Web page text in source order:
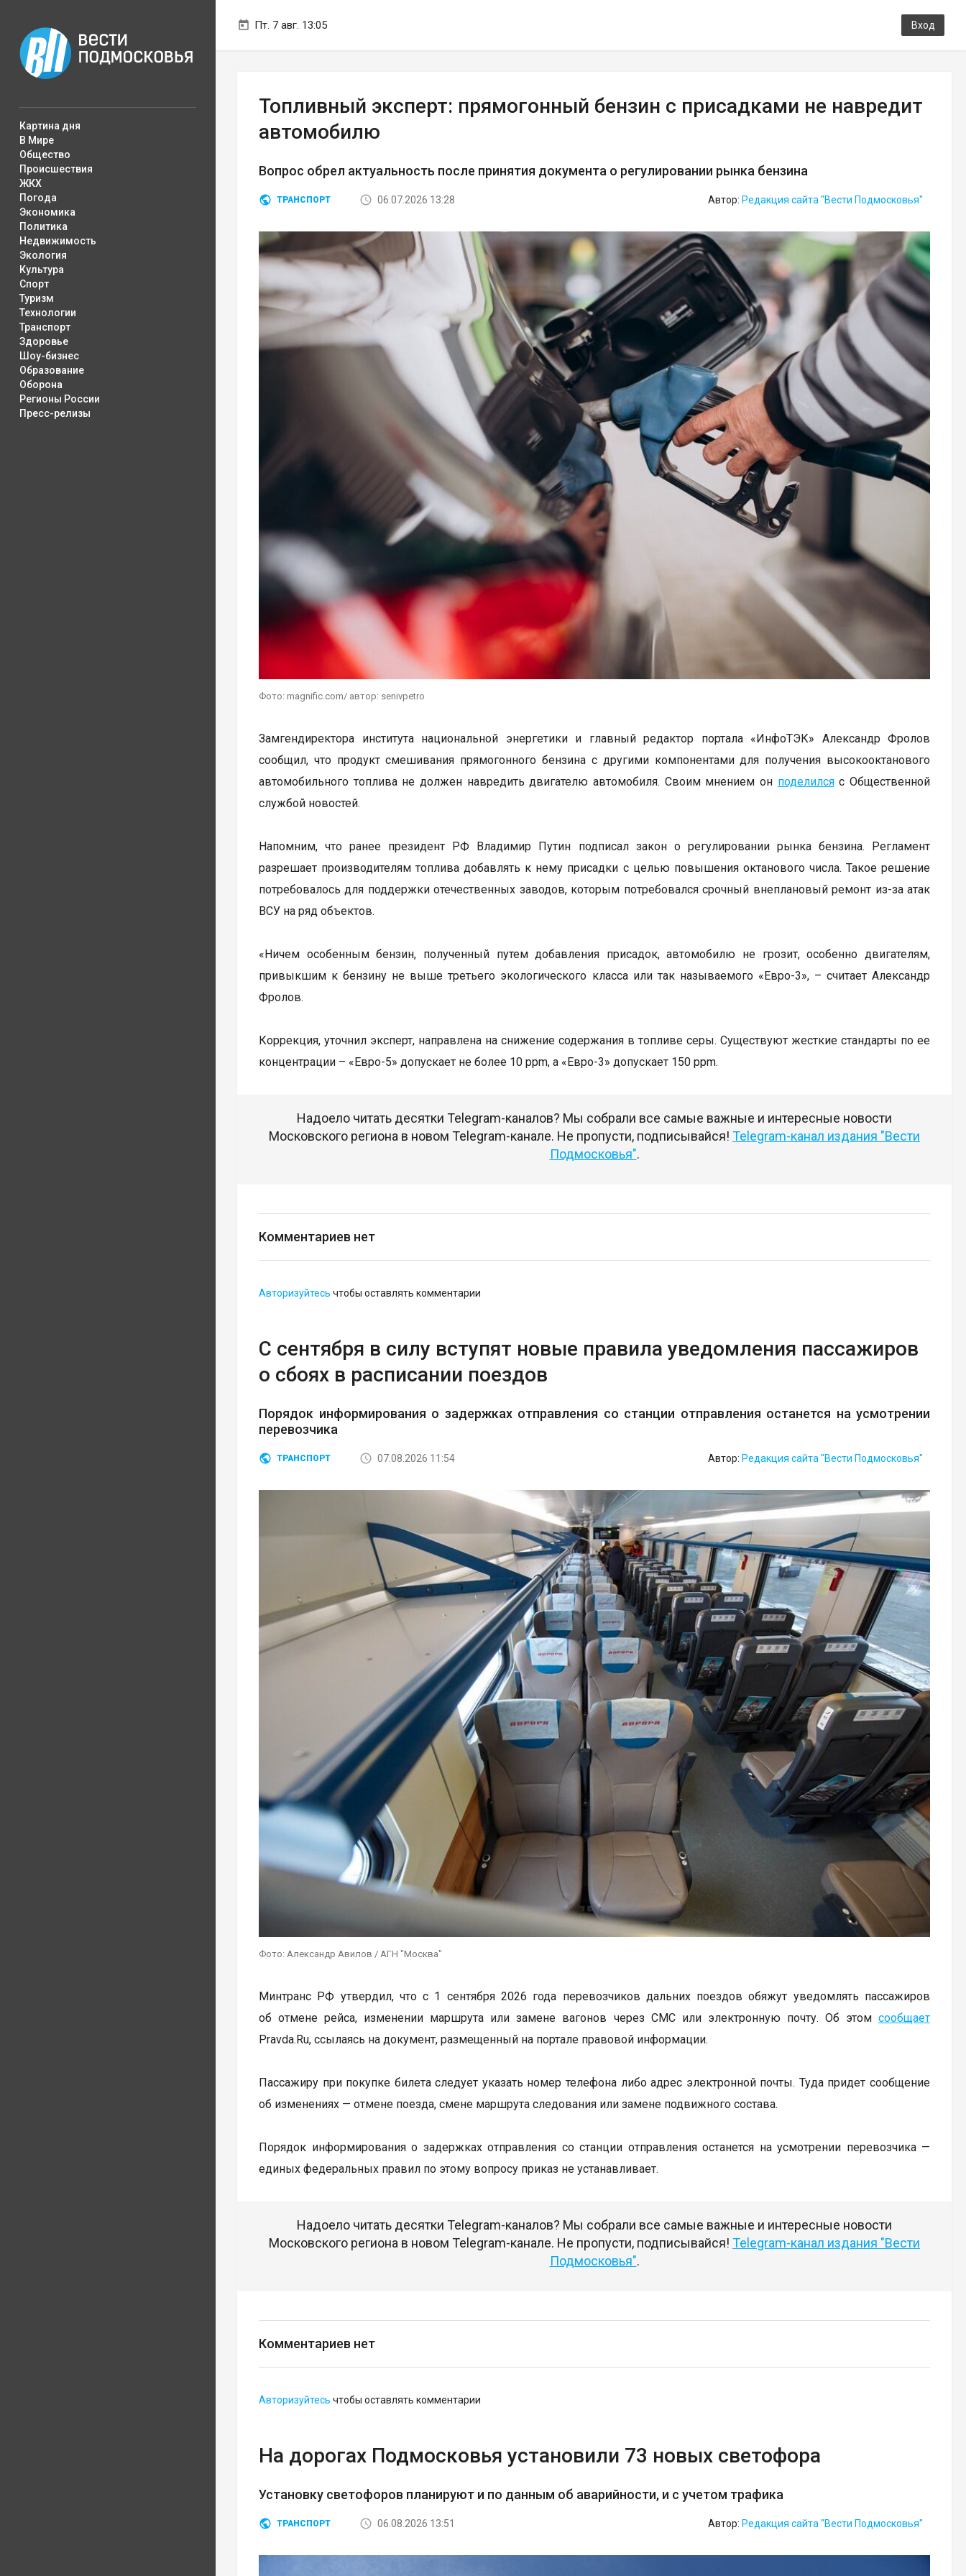
Пт. 7 авг. 13:05 Вход
Картина дня
В Мире
Общество
Происшествия
ЖКХ
Погода
Экономика
Политика
Недвижимость
Экология
Культура
Спорт
Туризм
Технологии
Транспорт
Здоровье
Шоу-бизнес
Образование
Оборона
Регионы России
Пресс-релизы
Топливный эксперт: прямогонный бензин с присадками не навредит
автомобилю
Вопрос обрел актуальность после принятия документа о регулировании рынка бензина
ТРАНСПОРТ 06.07.2026 13:28 Автор: Редакция сайта "Вести Подмосковья"
Фото: magnific.com/ автор: senivpetro
Замгендиректора института национальной энергетики и главный редактор портала «ИнфоТЭК» Александр Фролов
сообщил, что продукт смешивания прямогонного бензина с другими компонентами для получения высокооктанового
автомобильного топлива не должен навредить двигателю автомобиля. Своим мнением он поделилсяс Общественной
службой новостей.
Напомним, что ранее президент РФ Владимир Путин подписал закон о регулировании рынка бензина. Регламент
разрешает производителям топлива добавлять к нему присадки с целью повышения октанового числа. Такое решение
потребовалось для поддержки отечественных заводов, которым потребовался срочный внеплановый ремонт из-за атак
ВСУ на ряд объектов.
«Ничем особенным бензин, полученный путем добавления присадок, автомобилю не грозит, особенно двигателям,
привыкшим к бензину не выше третьего экологического класса или так называемого «Евро-3», – считает Александр
Фролов.
Коррекция, уточнил эксперт, направлена на снижение содержания в топливе серы. Существуют жесткие стандарты по ее
концентрации – «Евро-5» допускает не более 10 ppm, а «Евро-3» допускает 150 ppm.
Надоело читать десятки Telegram-каналов? Мы собрали все самые важные и интересные новости
Московского региона в новом Telegram-канале. Не пропусти, подписывайся! Telegram-канал издания "Вести
Подмосковья".
Комментариев нет
Авторизуйтесь чтобы оставлять комментарии
С сентября в силу вступят новые правила уведомления пассажиров
о сбоях в расписании поездов
Порядок информирования о задержках отправления со станции отправления останется на усмотрении
перевозчика
ТРАНСПОРТ 07.08.2026 11:54 Автор: Редакция сайта "Вести Подмосковья"
Фото: Александр Авилов / АГН "Москва"
Минтранс РФ утвердил, что с 1 сентября 2026 года перевозчиков дальних поездов обяжут уведомлять пассажиров
об отмене рейса, изменении маршрута или замене вагонов через СМС или электронную почту. Об этом сообщает
Pravda.Ru, ссылаясь на документ, размещенный на портале правовой информации.
Пассажиру при покупке билета следует указать номер телефона либо адрес электронной почты. Туда придет сообщение
об изменениях — отмене поезда, смене маршрута следования или замене подвижного состава.
Порядок информирования о задержках отправления со станции отправления останется на усмотрении перевозчика —
единых федеральных правил по этому вопросу приказ не устанавливает.
Надоело читать десятки Telegram-каналов? Мы собрали все самые важные и интересные новости
Московского региона в новом Telegram-канале. Не пропусти, подписывайся! Telegram-канал издания "Вести
Подмосковья".
Комментариев нет
Авторизуйтесь чтобы оставлять комментарии
На дорогах Подмосковья установили 73 новых светофора
Установку светофоров планируют и по данным об аварийности, и с учетом трафика
ТРАНСПОРТ 06.08.2026 13:51 Автор: Редакция сайта "Вести Подмосковья"